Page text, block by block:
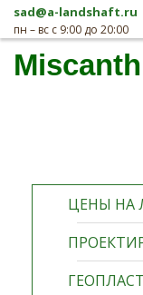
sad@a-landshaft.ru
пн – вс с 9:00 до 20:00
ЦЕНЫ НА